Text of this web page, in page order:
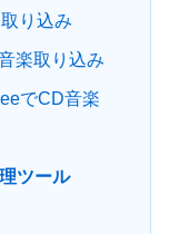
り込み
楽取り込み
でCD音楽
ツール